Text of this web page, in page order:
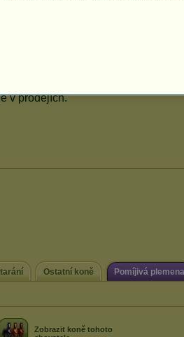
Ostatní koně Pomíjivá plemena
Zobrazit koně tohoto